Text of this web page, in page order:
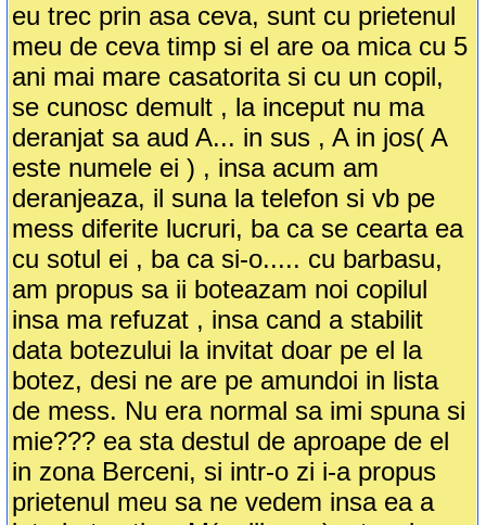
eu trec prin asa ceva, sunt cu prietenul
meu de ceva timp si el are oa mica cu 5
ani mai mare casatorita si cu un copil,
se cunosc demult , la inceput nu ma
deranjat sa aud A... in sus , A in jos( A
este numele ei ) , insa acum am
deranjeaza, il suna la telefon si vb pe
mess diferite lucruri, ba ca se cearta ea
cu sotul ei , ba ca si-o..... cu barbasu,
am propus sa ii boteazam noi copilul
insa ma refuzat , insa cand a stabilit
data botezului la invitat doar pe el la
botez, desi ne are pe amundoi in lista
de mess. Nu era normal sa imi spuna si
mie??? ea sta destul de aproape de el
in zona Berceni, si intr-o zi i-a propus
prietenul meu sa ne vedem insa ea a